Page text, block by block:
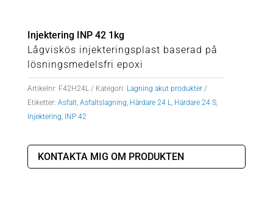
Injektering INP 42 1kg
Lågviskös injekteringsplast baserad på
lösningsmedelsfri epoxi
Artikelnr: F42H24L Kategori: Lagning akut produkter
Etiketter: Asfalt, Asfaltslagning, Härdare 24 L, Härdare 24 S,
Injektering, INP 42
KONTAKTA MIG OM PRODUKTEN